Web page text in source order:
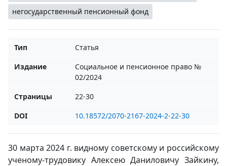
негосударственный пенсионный фонд
Тип
Статья
Издание
Социальное и пенсионное право №
02/2024
Страницы
22-30
DOI
10.18572/2070-2167-2024-2-22-30
30 марта 2024 г. видному советскому и российскому
ученому-трудовику Алексею Даниловичу Зайкину,